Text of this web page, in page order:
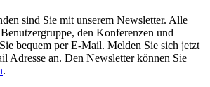
sind Sie mit unserem Newsletter. Alle
den Konferenzen und
bequem per E-Mail. Melden Sie sich jetzt
Adresse an. Den Newsletter können Sie
.